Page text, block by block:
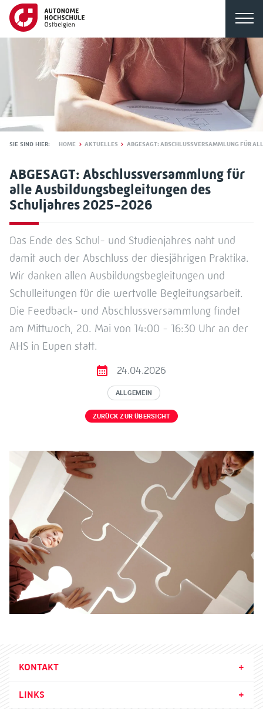
SIE SIND HIER: HOME AKTUELLES ABGESAGT: ABSCHLUSSVERSAMMLUNG FÜR
ABGESAGT: Abschlussversammlung für
alle Ausbildungsbegleitungen des
Schuljahres 2025-2026
Das Ende des Schul- und Studienjahres naht und
damit auch der Abschluss der diesjährigen Praktika.
Wir danken allen Ausbildungsbegleitungen und
Schulleitungen für die wertvolle Begleitungsarbeit.
Die Feedback- und Abschlussversammlung findet
am Mittwoch, 20. Mai von 14:00 - 16:30 Uhr an der
AHS in Eupen statt.
24.04.2026
ALLGEMEIN
ZURÜCK ZUR ÜBERSICHT
KONTAKT
LINKS